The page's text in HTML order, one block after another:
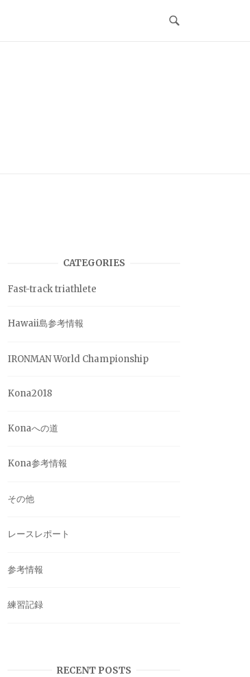
CATEGORIES
Fast-track triathlete
Hawaii島参考情報
IRONMAN World Championship
Kona2018
Konaへの道
Kona参考情報
その他
レースレポート
参考情報
練習記録
RECENT POSTS